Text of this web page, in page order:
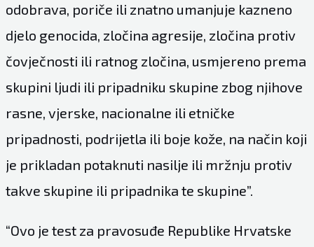
odobrava, poriče ili znatno umanjuje kazneno
djelo genocida, zločina agresije, zločina protiv
čovječnosti ili ratnog zločina, usmjereno prema
skupini ljudi ili pripadniku skupine zbog njihove
rasne, vjerske, nacionalne ili etničke
pripadnosti, podrijetla ili boje kože, na način koji
je prikladan potaknuti nasilje ili mržnju protiv
takve skupine ili pripadnika te skupine”.
“Ovo je test za pravosuđe Republike Hrvatske